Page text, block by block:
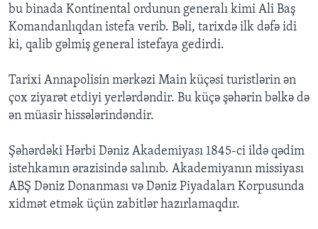
bu binada Kontinental ordunun generalı kimi Ali Baş
Komandanlıqdan istefa verib. Bəli, tarixdə ilk dəfə idi
ki, qalib gəlmiş general istefaya gedirdi.
Tarixi Annapolisin mərkəzi Main küçəsi turistlərin ən
çox ziyarət etdiyi yerlərdəndir. Bu küçə şəhərin bəlkə də
ən müasir hissələrindəndir.
Şəhərdəki Hərbi Dəniz Akademiyası 1845-ci ildə qədim
istehkamın ərazisində salınıb. Akademiyanın missiyası
ABŞ Dəniz Donanması və Dəniz Piyadaları Korpusunda
xidmət etmək üçün zabitlər hazırlamaqdır.